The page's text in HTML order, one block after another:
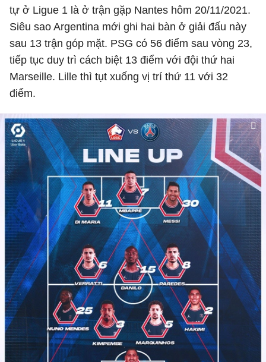
tự ở Ligue 1 là ở trận gặp Nantes hôm 20/11/2021.
Siêu sao Argentina mới ghi hai bàn ở giải đấu này
sau 13 trận góp mặt. PSG có 56 điểm sau vòng 23,
tiếp tục duy trì cách biệt 13 điểm với đội thứ hai
Marseille. Lille thì tụt xuống vị trí thứ 11 với 32
điểm.